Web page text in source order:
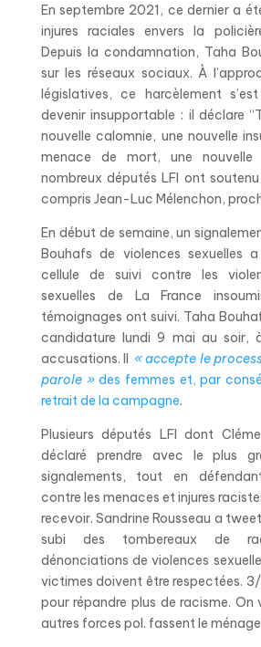
En septembre 2021, ce dernier a
injures raciales envers la
Depuis la condamnation, Taha
sur les réseaux sociaux. À
législatives, ce harcèlement
devenir insupportable : il déclare
nouvelle calomnie, une nouvelle
menace de mort, une nouvelle
nombreux députés LFI ont
compris Jean-Luc Mélenchon,
En début de semaine, un
Bouhafs de violences sexuelles
cellule de suivi contre les
sexuelles de La France
témoignages ont suivi. Taha
candidature lundi 9 mai au soir,
accusations. Il « accepte le
parole »des femmes et, par
retrait de la campagne.
Plusieurs députés LFI dont
déclaré prendre avec le plus
signalements, tout en
contre les menaces et injures
recevoir. Sandrine Rousseau a
subi des tombereaux de
dénonciations de violences
victimes doivent être respectées. 3/
pour répandre plus de racisme. On
autres forces pol. fassent le